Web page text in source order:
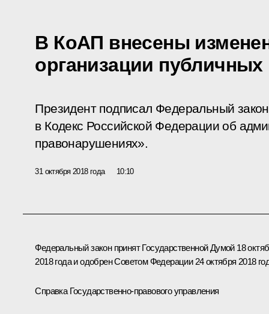
В КоАП внесены
организации
Президент подписал Федеральный
в Кодекс Российской Федерации об
правонарушениях».
31 октября 2018 года 10:10
Федеральный закон принят Государственной Думой 18
2018 года и одобрен Советом Федерации 24 октября 2018
Справка Государственно-правового управления